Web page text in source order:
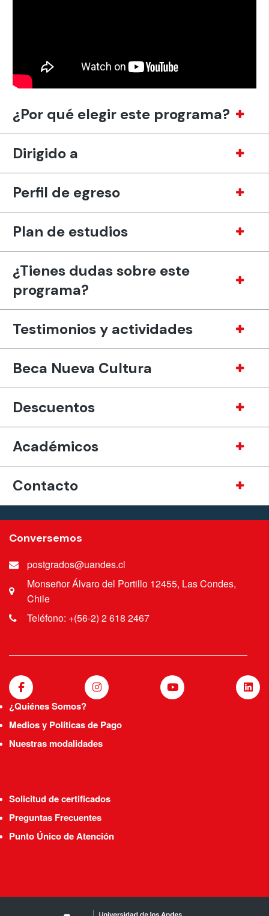
¿Por qué elegir este programa?
Dirigido a
Perfil de egreso
Plan de estudios
¿Tienes dudas sobre este
programa?
Testimonios y actividades
Beca Nueva Cultura
Descuentos
Académicos
Contacto
Conversemos
postgrados@uandes.cl
Monseñor Álvaro del Portillo 12455, Las Condes,
Chile
Teléfono: +(56-2) 2 618 2467
¿Quiénes Somos?
Medios y Políticas de Pago
Nuestras modalidades
Solicitud de certificados
Preguntas Frecuentes
Punto Único de Atención